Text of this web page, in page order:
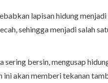
lapisan hidung
sehingga menjadi salah
sering bersin, mengusap
akan memberi tekanan